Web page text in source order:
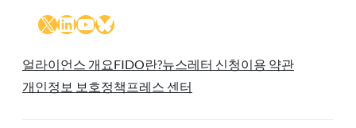
X LinkedIn
YouTube
Bluesky
얼라이언스 개요FIDO란?뉴스레터 신청이용 약관
개인정보 보호정책 프레스 센터